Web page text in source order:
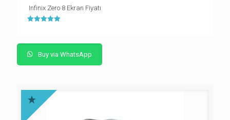
Infinix Zero 8 Ekran Fiyatı
Buy via WhatsApp